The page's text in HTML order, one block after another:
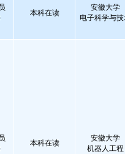
本科在读
安徽大学
电子科学与
本科在读
安徽大学
机器人工程